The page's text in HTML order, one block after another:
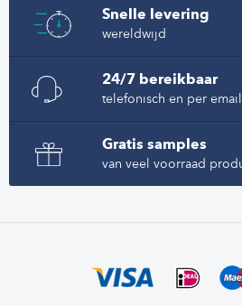
Snelle levering
wereldwijd
24/7 bereikbaar
telefonisch en per email
Gratis samples
van veel voorraad